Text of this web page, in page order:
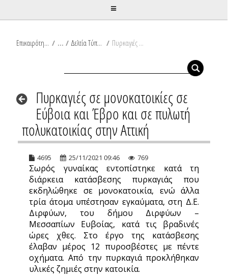
Επικαιρότητα / Δελτία Τύπου / Πυρκαγιές σε μονοκατοικίες σε Εύβοια και Έβρο και σε πυλωτή πολυκατοικίας στην Αττική
Πυρκαγιές σε μονοκατοικίες σε
Εύβοια και Έβρο και σε πυλωτή
πολυκατοικίας στην Αττική
4695 25/11/2021 09:46 769
Σωρός γυναίκας εντοπίστηκε κατά τη
διάρκεια κατάσβεσης πυρκαγιάς που
εκδηλώθηκε σε μονοκατοικία, ενώ άλλα
τρία άτομα υπέστησαν εγκαύματα, στη Δ.Ε.
Διρφύων, του δήμου Διρφύων –
Μεσσαπίων Ευβοίας, κατά τις βραδινές
ώρες χθες. Στο έργο της κατάσβεσης
έλαβαν μέρος 12 πυροσβέστες με πέντε
οχήματα. Από την πυρκαγιά προκλήθηκαν
υλικές ζημιές στην κατοικία.